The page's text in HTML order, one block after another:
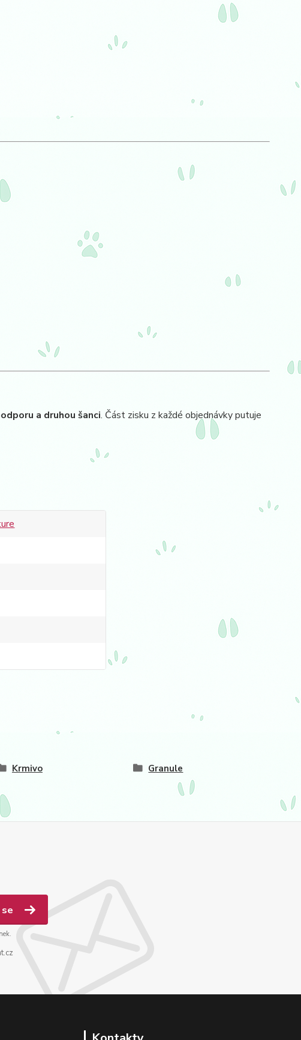
a druhou šanci. Část zisku z každé objednávky putuje
Krmivo Granule